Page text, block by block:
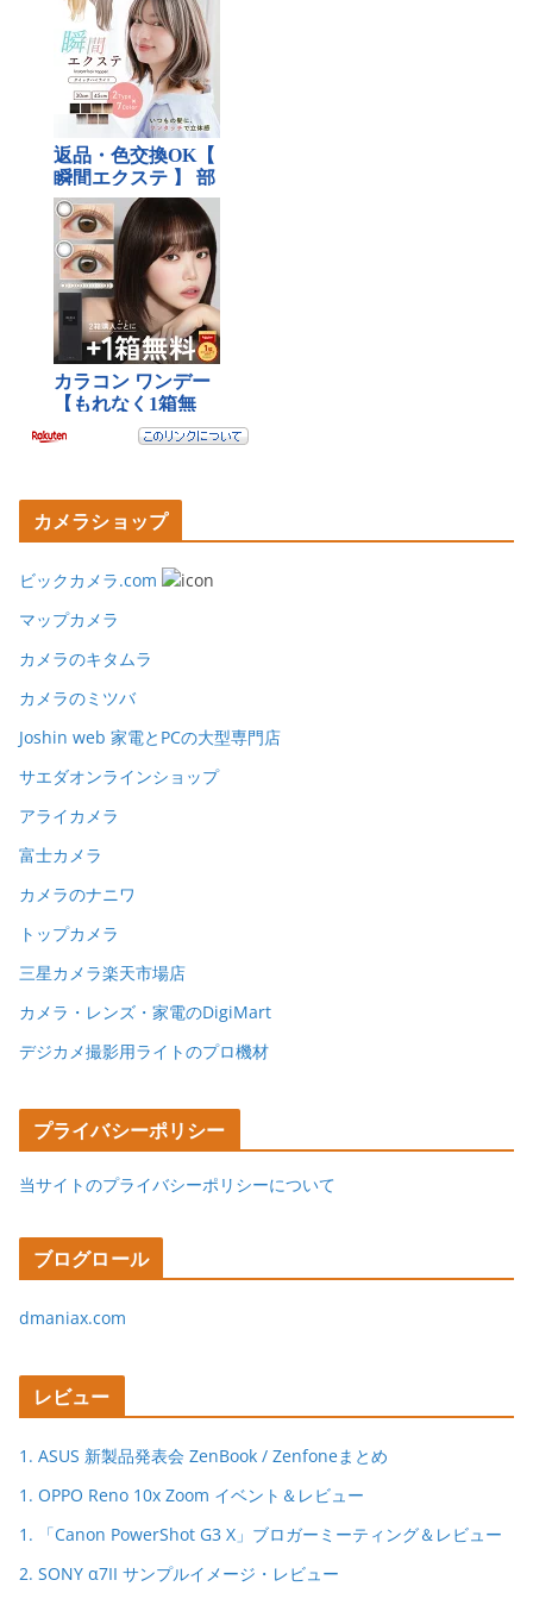
カメラショップ
ビックカメラ.com
マップカメラ
カメラのキタムラ
カメラのミツバ
Joshin web 家電とPCの大型専門店
サエダオンラインショップ
アライカメラ
富士カメラ
カメラのナニワ
トップカメラ
三星カメラ楽天市場店
カメラ・レンズ・家電のDigiMart
デジカメ撮影用ライトのプロ機材
プライバシーポリシー
当サイトのプライバシーポリシーについて
ブログロール
dmaniax.com
レビュー
1. ASUS 新製品発表会 ZenBook / Zenfoneまとめ
1. OPPO Reno 10x Zoom イベント＆レビュー
1. 「Canon PowerShot G3 X」ブロガーミーティング＆レビュー
2. SONY α7II サンプルイメージ・レビュー